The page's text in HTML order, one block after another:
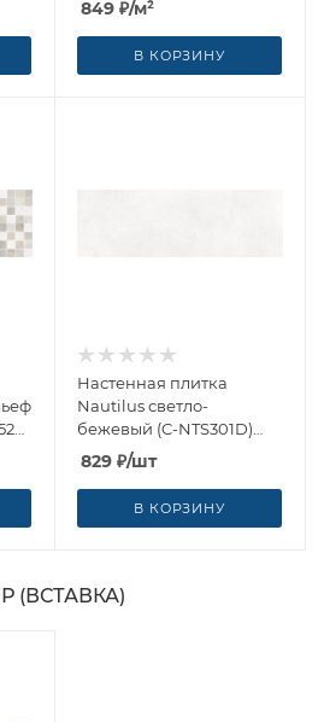
849 ₽/м²
В КОРЗИНУ
Настенная плитка
Nautilus светло-
бежевый (C-NTS301D)
19.8x59.8 от Cersanit
(Россия)
829 ₽/шт
В КОРЗИНУ
(ВСТАВКА)